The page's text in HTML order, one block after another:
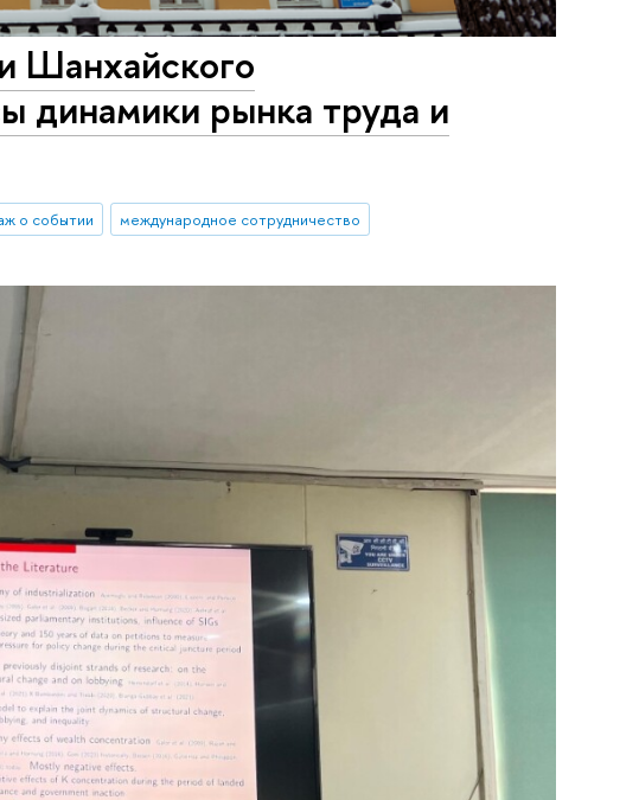
динамики рынка труда и
о событии международное сотрудничество